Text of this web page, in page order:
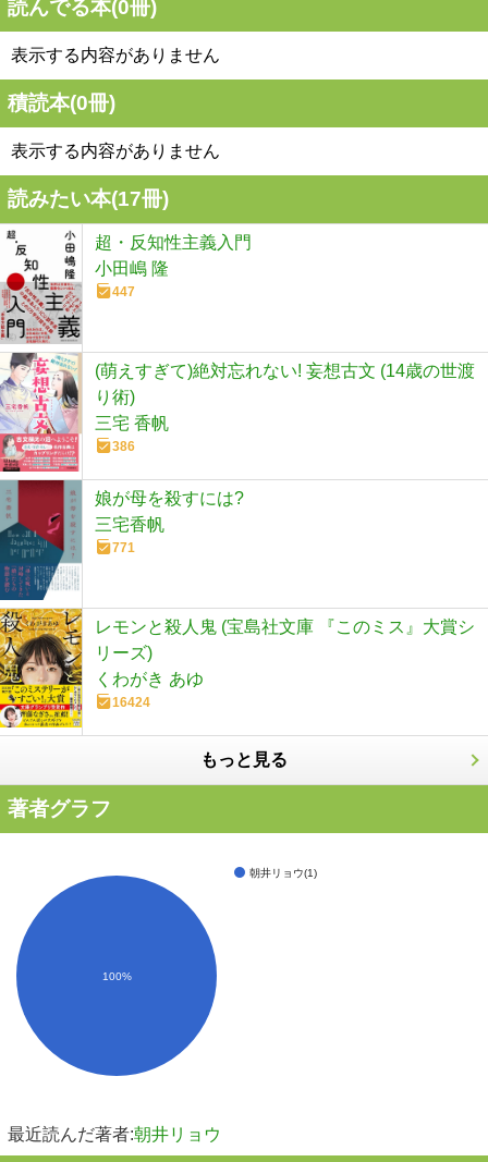
読んでる本(0冊)
表示する内容がありません
積読本(0冊)
表示する内容がありません
読みたい本(17冊)
超・反知性主義入門
小田嶋 隆
447
(萌えすぎて)絶対忘れない! 妄想古文 (14歳の世渡
り術)
三宅 香帆
386
娘が母を殺すには?
三宅香帆
771
レモンと殺人鬼 (宝島社文庫 『このミス』大賞シ
リーズ)
くわがき あゆ
16424
もっと見る
著者グラフ
朝井リョウ(1)
100%
最近読んだ著者:朝井リョウ